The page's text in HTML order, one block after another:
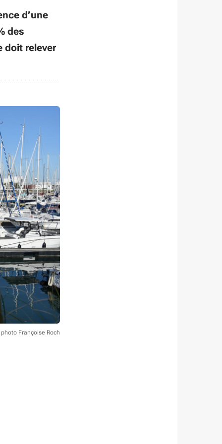
d’une
des
doit relever
Françoise Roch